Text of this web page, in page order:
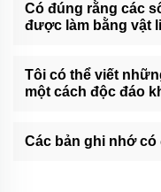
Có đúng rằng các
được làm bằng vật
tay chất lượng cao từ
Tôi có thể viết
một cách độc đáo
Xin vui lòng liên hệ với
của chúng tôi để biết
Các bản ghi nhớ